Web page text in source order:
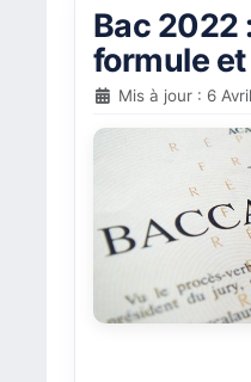
Bac 2022
formule
Mis à jour : 6